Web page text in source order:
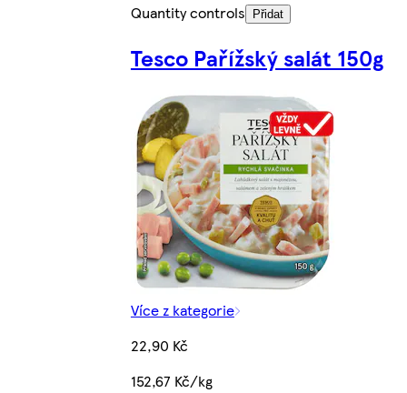
Quantity controls
Přidat
Tesco Pařížský salát 150g
Více z kategorie
22,90 Kč
152,67 Kč/kg